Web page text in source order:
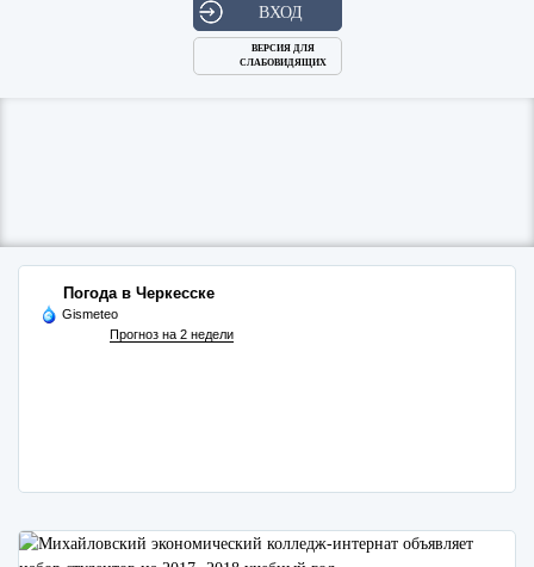
ВХОД
ВЕРСИЯ ДЛЯ
СЛАБОВИДЯЩИХ
Погода в Черкесске
Gismeteo
Прогноз на 2 недели